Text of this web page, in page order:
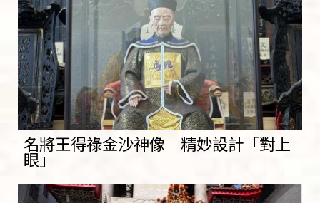
名將王得祿金沙神像 精妙設計「對上
眼」